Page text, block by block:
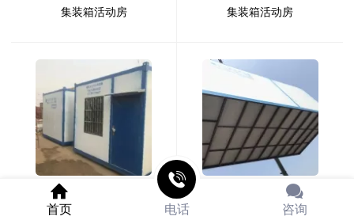
集装箱活动房 集装箱活动房
集装箱活动房 集装箱活动房
首页 电话 咨询